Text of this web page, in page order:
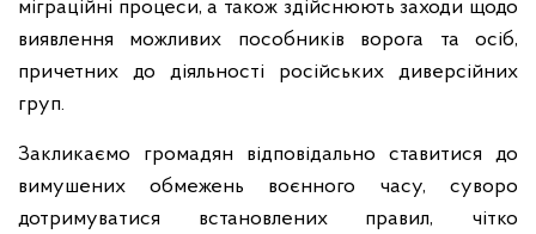
міграційні процеси, а також здійснюють заходи щодо
виявлення можливих пособників ворога та осіб,
причетних до діяльності російських диверсійних
груп.
Закликаємо громадян відповідально ставитися до
вимушених обмежень воєнного часу, суворо
дотримуватися встановлених правил, чітко